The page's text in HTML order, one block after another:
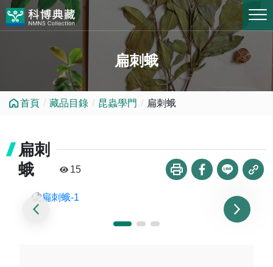
跳到中央內容區塊
扁刺蛾
首頁 藏品目錄 昆蟲學門 扁刺蛾
扁刺
蛾
15